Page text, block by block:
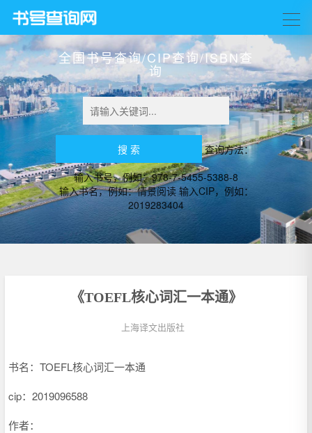
全国书号查询/CIP查询/ISBN查
询
查询方法：
输入书号，例如：978-7-5455-5388-8
输入书名，例如：情景阅读 输入CIP，例如：
2019283404
《TOEFL核心词汇一本通》
上海译文出版社
书名：TOEFL核心词汇一本通
cip： 2019096588
作者：